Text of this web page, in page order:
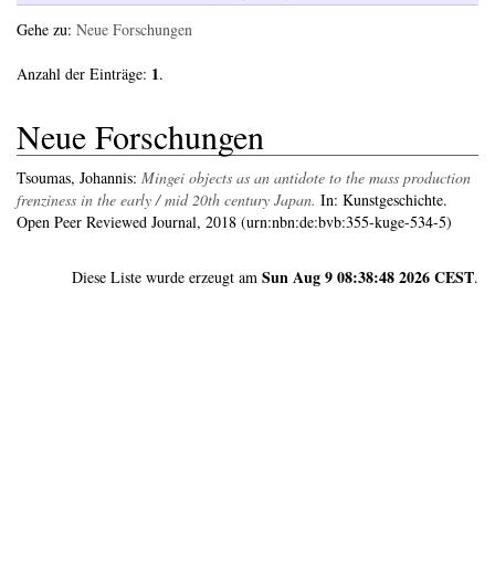
Gehe zu: Neue Forschungen
Anzahl der Einträge: 1.
Neue Forschungen
Tsoumas, Johannis: Mingei objects as an antidote to the mass production
frenziness in the early / mid 20th century Japan. In: Kunstgeschichte.
Open Peer Reviewed Journal, 2018 (urn:nbn:de:bvb:355-kuge-534-5)
Diese Liste wurde erzeugt am Sun Aug 9 08:38:48 2026 CEST.